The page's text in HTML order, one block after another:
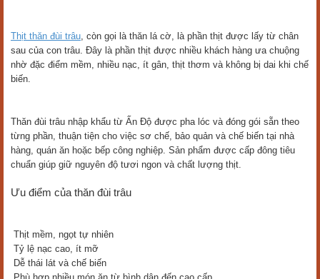
Thịt thăn đùi trâu, còn gọi là thăn lá cờ, là phần thịt được lấy từ chân
sau của con trâu. Đây là phần thịt được nhiều khách hàng ưa chuộng
nhờ đặc điểm mềm, nhiều nạc, ít gân, thịt thơm và không bị dai khi chế
biến.
Thăn đùi trâu nhập khẩu từ Ấn Độ được pha lóc và đóng gói sẵn theo
từng phần, thuận tiện cho việc sơ chế, bảo quản và chế biến tại nhà
hàng, quán ăn hoặc bếp công nghiệp. Sản phẩm được cấp đông tiêu
chuẩn giúp giữ nguyên độ tươi ngon và chất lượng thịt.
Ưu điểm của thăn đùi trâu
Thịt mềm, ngọt tự nhiên
Tỷ lệ nạc cao, ít mỡ
Dễ thái lát và chế biến